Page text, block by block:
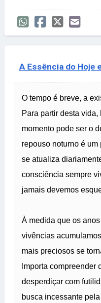
A Essência do Hoje
O tempo é breve, a
Para partir desta
momento pode ser o
repouso noturno é
se atualiza
consciência sempre
jamais devemos
À medida que os
vivências
mais preciosos se
Importa compreender
desperdiçar com
busca incessante